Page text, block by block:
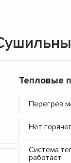
Тепловые
Перегрев
Нет
Система
работает